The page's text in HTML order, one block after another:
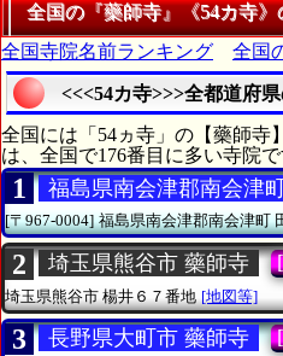
全国の『藥師寺』《54カ寺》
全国寺院名前ランキング
全国
<<<54カ寺>>>全都道府
全国には「54ヵ寺」の【藥師寺
は、全国で176番目に多い寺院で
1 福島県南会津郡南会津
[〒967-0004] 福島県南会津郡南会津町
2 埼玉県熊谷市 藥師寺
埼玉県熊谷市 楊井６７番地 [地図等]
3 長野県大町市 藥師寺